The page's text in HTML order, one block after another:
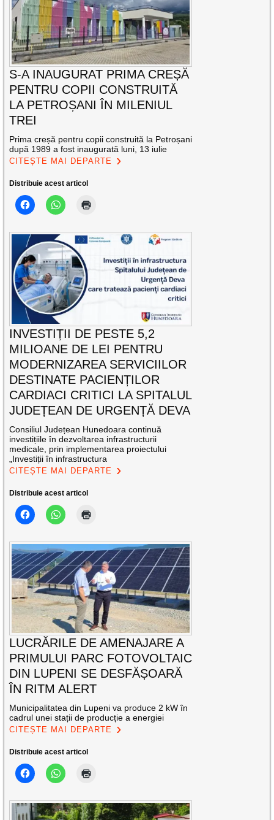
S-A INAUGURAT PRIMA CREȘĂ
PENTRU COPII CONSTRUITĂ
LA PETROȘANI ÎN MILENIUL
TREI
Prima creșă pentru copii construită la Petroșani
după 1989 a fost inaugurată luni, 13 iulie
CITEȘTE MAI DEPARTE
Distribuie acest articol
INVESTIȚII DE PESTE 5,2
MILIOANE DE LEI PENTRU
MODERNIZAREA SERVICIILOR
DESTINATE PACIENȚILOR
CARDIACI CRITICI LA SPITALUL
JUDEȚEAN DE URGENȚĂ DEVA
Consiliul Județean Hunedoara continuă
investițiile în dezvoltarea infrastructurii
medicale, prin implementarea proiectului
„Investiții în infrastructura
CITEȘTE MAI DEPARTE
Distribuie acest articol
LUCRĂRILE DE AMENAJARE A
PRIMULUI PARC FOTOVOLTAIC
DIN LUPENI SE DESFĂȘOARĂ
ÎN RITM ALERT
Municipalitatea din Lupeni va produce 2 kW în
cadrul unei stații de producție a energiei
CITEȘTE MAI DEPARTE
Distribuie acest articol